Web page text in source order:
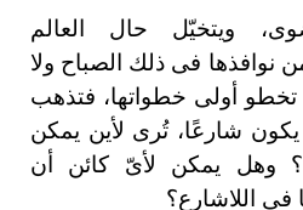
ويتخيّل حال العالم
نوافذها فى ذلك الصباح ولا
تخطو أولى خطواتها، فتذهب
شارعًا، تُرى لأين يمكن
وهل يمكن لأىّ كائن أن
فى اللاشارع؟